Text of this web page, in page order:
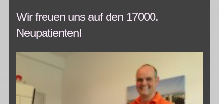
Wir freuen uns auf den 17000.
Neupatienten!